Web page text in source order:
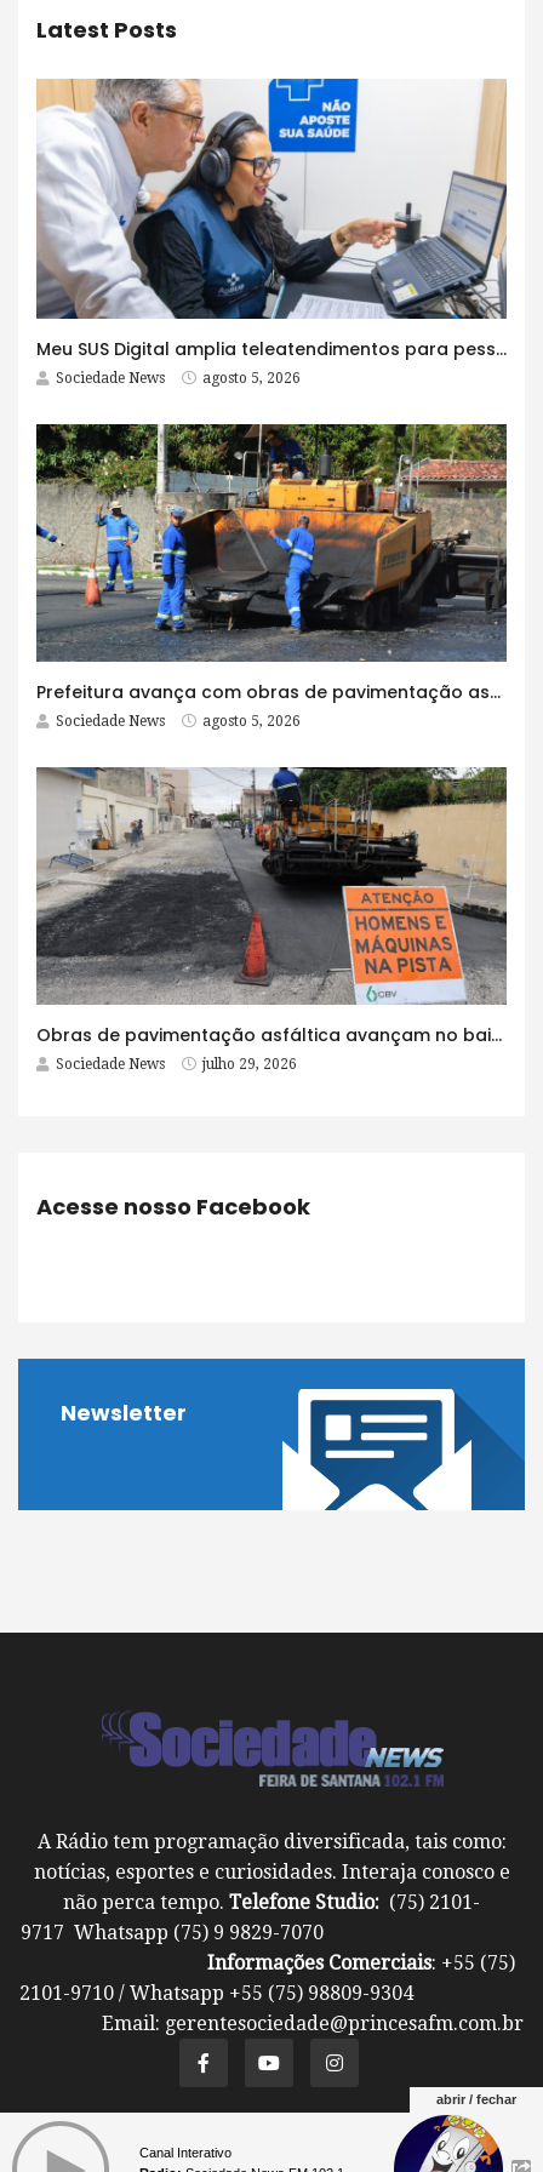
Latest Posts
Meu SUS Digital amplia teleatendimentos para pessoas com problemas com jogos e apostas
Sociedade News agosto 5, 2026
Prefeitura avança com obras de pavimentação asfáltica na Rua Lopes Rodrigues
Sociedade News agosto 5, 2026
Obras de pavimentação asfáltica avançam no bairro Brasília e chegam a mais quatro ruas
Sociedade News julho 29, 2026
Acesse nosso Facebook
Newsletter
A Rádio tem programação diversificada, tais como:
notícias, esportes e curiosidades. Interaja conosco e
não perca tempo. Telefone Studio: (75) 2101-
9717 Whatsapp (75) 9 9829-7070
Informações Comerciais: +55 (75)
2101-9710 / Whatsapp +55 (75) 98809-9304
Email: gerentesociedade@princesafm.com.br
Um site pertencente a Fundação Santo Antônio ©
abrir / fechar
Canal Interativo